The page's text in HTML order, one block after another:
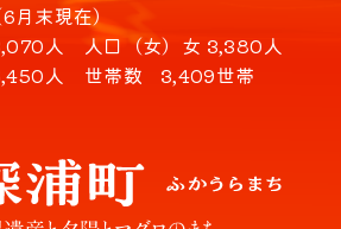
月末現在）
人 人口（女） 女 3,380人
人 世帯数 3,409世帯